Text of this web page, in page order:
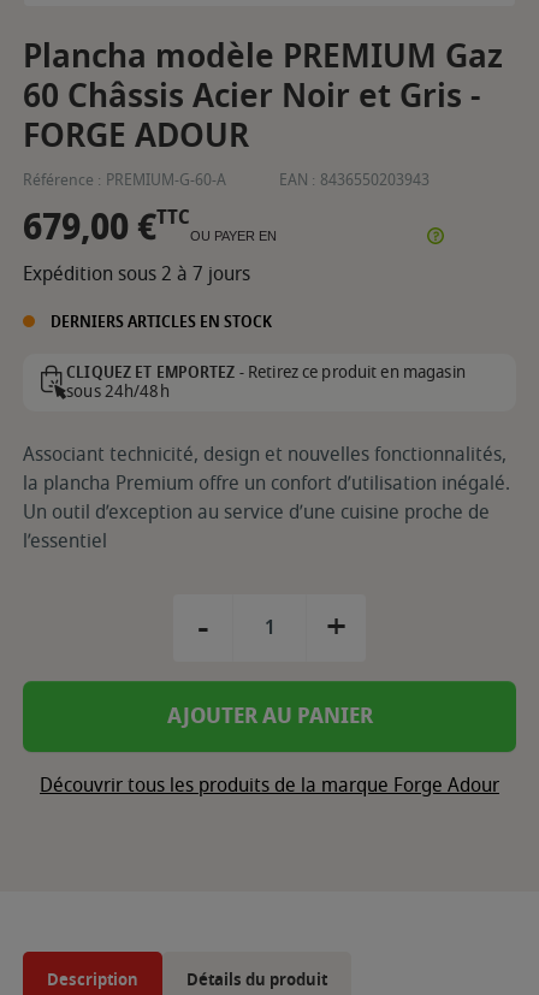
Plancha modèle PREMIUM Gaz
60 Châssis Acier Noir et Gris -
FORGE ADOUR
Référence : PREMIUM-G-60-A EAN : 8436550203943
679,00 €TTC
OU PAYER EN
Expédition sous 2 à 7 jours
DERNIERS ARTICLES EN STOCK
CLIQUEZ ET EMPORTEZ -Retirez ce produit en magasin
sous 24h/48h
Associant technicité, design et nouvelles fonctionnalités,
la plancha Premium offre un confort d’utilisation inégalé.
Un outil d’exception au service d’une cuisine proche de
l’essentiel
- +
AJOUTER AU PANIER
Découvrir tous les produits de la marque Forge Adour
Description Détails du produit